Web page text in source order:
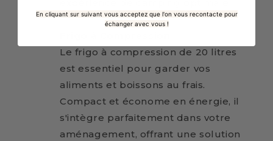
Le frigo à compression de 20 litres
est essentiel pour garder vos
aliments et boissons au frais.
Compact et économe en énergie, il
s'intègre parfaitement dans votre
aménagement, offrant une solution
En cliquant sur suivant vous acceptez que l'on vous recontacte pour
échanger avec vous !